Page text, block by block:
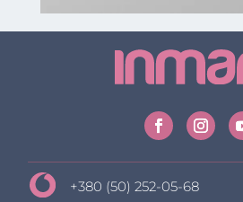
+380 (50) 252-05-68